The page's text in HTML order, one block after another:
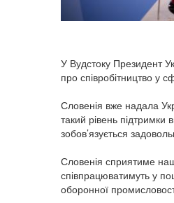
У Вудстоку Президент
про співробітництво у
Словенія вже надала
такий рівень підтримки
зобов’язується
Словенія сприятиме
співпрацюватимуть у
оборонної